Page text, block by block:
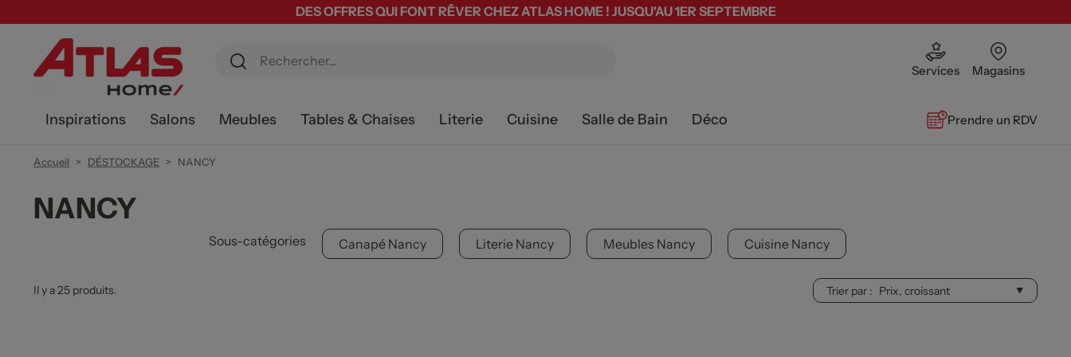
DES OFFRES QUI FONT RÊVER CHEZ ATLAS HOME ! JUSQU'AU 1ER SEPTEMBRE
Services Magasins
Inspirations Salons Meubles Tables & Chaises Literie Cuisine Salle de Bain Déco Prendre un RDV
Accueil DÉSTOCKAGE NANCY
NANCY
Sous-catégories Canapé Nancy Literie Nancy Meubles Nancy Cuisine Nancy
Il y a 25 produits. Trier par :